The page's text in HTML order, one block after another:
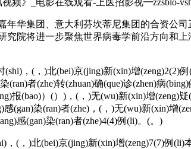
华集团、意大利芬坎蒂尼集团的合资公
院将进一步聚焦世界病毒学前沿方向和
(，)北(bei)京(jing)新(xin)增(zeng)2(2)例
(ran)者(zhe)转(zhuan)确(que)诊(zhen)病
报(bao)）(）)，(，)无(wu)新(xin)增(zeng)
(gan)染(ran)者(zhe)，(，)无(wu)新(xin)
感(gan)染(ran)者(zhe)4(4)例(li)。(。)
)北(bei)京(jing)新(xin)增(zeng)7(7)例(li)本